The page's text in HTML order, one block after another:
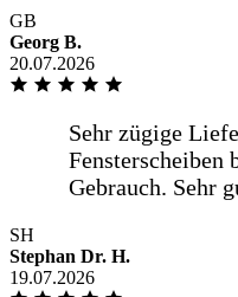
GB
Georg B.
20.07.2026
SH
Stephan Dr. H.
19.07.2026